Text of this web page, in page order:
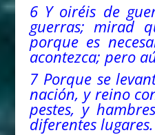
6 Y oiréis de
guerras; mirad
porque es
acontezca; pero
7 Porque se
nación, y reino
pestes, y
diferentes lugares.